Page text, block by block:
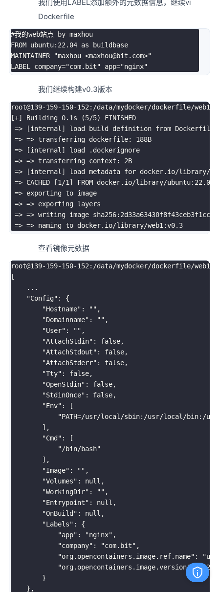
我们使用LABEL添加额外的元数据信息，继续vi
Dockerfile
#我的web站点 by maxhou
FROM ubuntu:22.04 as buildbase
MAINTAINER
"maxhou <maxhou@bit.com>"
LABEL company="com.bit" app="nginx"
我们继续构建v0.3版本
root@139-159-150-152:/data/mydocker/dockerfile/web1
[+] Building 0.1s (5/5)
FINISHED
=> [internal ]
load build definition from Dockerfile
=> => transferring dockerfile: 188B
=> [internal ]
load .dockerignore
=> => transferring context: 2B
=> [internal ] load metadata for docker.io/library/
=> CACHED [1 /1 ]
FROM docker.io/library/ubuntu:22.04
=> exporting to image
=> => exporting layers
=> => writing image
=> =>
查看镜像元数据
root@139-159-150-152:/data/mydocker/dockerfile/web1
[
.. .
"Config" :
{
"Hostname" : "" ,
"Domainname" : "" ,
"User" : "" ,
"AttachStdin" :
false,
"AttachStdout" :
false,
"AttachStderr" :
false,
"Tty" :
false,
"OpenStdin" :
false,
"StdinOnce" :
false,
"Env" :
[
"PATH=/usr/local/sbin:/usr/local/bin:/
] ,
"Cmd" :
[
"/bin/bash"
] ,
"Image" : "" ,
"Volumes" :
null,
"WorkingDir" : "" ,
"Entrypoint" :
null,
"OnBuild" :
null,
"Labels" :
{
"app" : "nginx" ,
"company" : "com.bit" ,
"org.opencontainers.image.ref.name" :
"org.opencontainers.image.version" :
}
} ,